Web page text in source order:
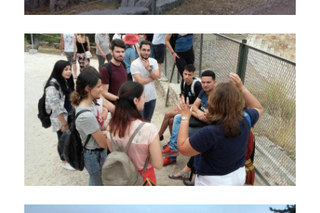
ΠΡΟΟΠΤΙΚΕΣ ΑΠΑΣΧΟΛΗΣΗΣ
ΕΚΠΑΙΔΕΥΣΗ ΕΝΗΛΙΚΩΝ
ΚΑΙΝΟΤΟΜΕΣ ΔΡΑΣΕΙΣ
ΕΚΠΑΙΔΕΥΟΝΤΑΣ ΕΚΠΑΙΔΕΥΤΙΚΟΥΣ ΜΕΣΑ
ΑΠΟ ΤΗΝ ΤΕΧΝΗ - TEPART AUEB
ΨΗΦΙΑΚΟΣ ΧΩΡΟΣ ΤΕΧΝΗΣ - TEPART AUEB